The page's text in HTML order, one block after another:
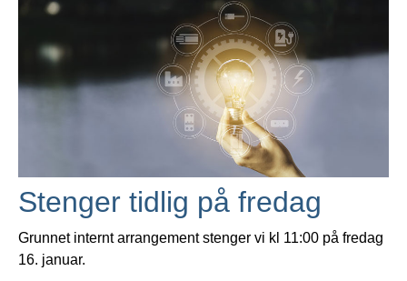
Stenger tidlig på fredag
Grunnet internt arrangement stenger vi kl 11:00 på fredag
16. januar.